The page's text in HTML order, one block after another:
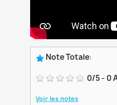
Note Totale:
0/5- 0
Voir les notes